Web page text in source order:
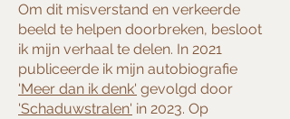
Om dit misverstand en verkeerde
beeld te helpen doorbreken, besloot
ik mijn verhaal te delen. In 2021
publiceerde ik mijn autobiografie
'Meer dan ik denk' gevolgd door
'Schaduwstralen' in 2023. Op